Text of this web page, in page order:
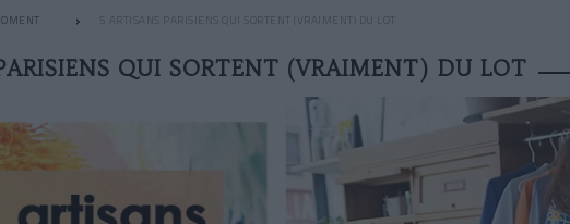
5 ARTISANS PARISIENS QUI SORTENT (VRAIMENT) DU LOT
QUI SORTENT (VRAIMENT) DU LOT